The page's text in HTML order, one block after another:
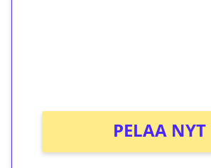
PELAA NYT